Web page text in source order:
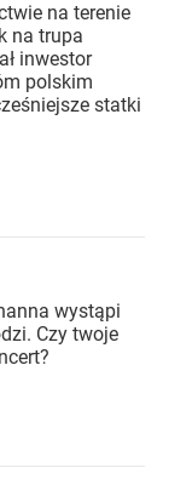
na terenie
na trupa
inwestor
polskim
statki
wystąpi
Czy twoje